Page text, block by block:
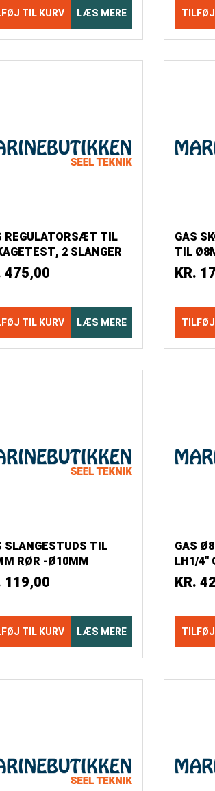
TIL KURV LÆS MERE
REGULATORSÆT TIL
2 SLANGER
STOP HANE
475,00
TIL KURV LÆS MERE
GAS
TIL
KR.
SLANGESTUDS TIL
RØR -Ø10MM
BLISTER
119,00
TIL KURV LÆS MERE
GAS
LH1/4"
KR.